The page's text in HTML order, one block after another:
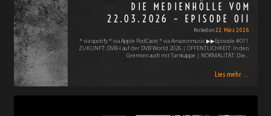
DIE MEDIENHÖLLE VOM
22.03.2026 – EPISODE 011
Posted on22. März 2026
* via spotify * via Apple PodCasts * via Amazonmusic ▶︎▶︎Episode #011
ZUKUNFT: DVB-I auf der DVB World 2026 | ÖFFENTLICHKEIT: In den
Gremien auch mit Tarnkappe | NORMALITÄT: Die…
Lies mehr ...